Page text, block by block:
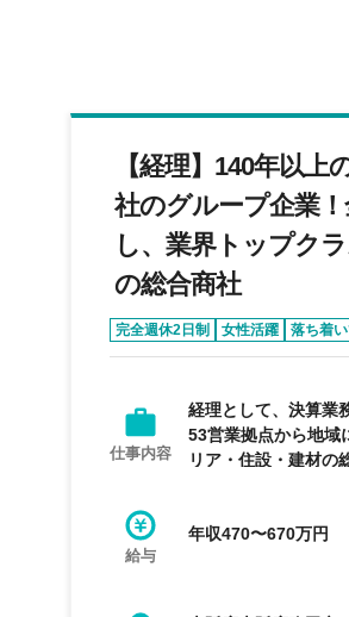
【経理】140年以
社のグループ企業
し、業界トップク
の総合商社
完全週休2日制 女性活躍 落ち着
仕事内容
経理として、決算業
53営業拠点から地域
リア・住設・建材の
給与
年収470〜670万円